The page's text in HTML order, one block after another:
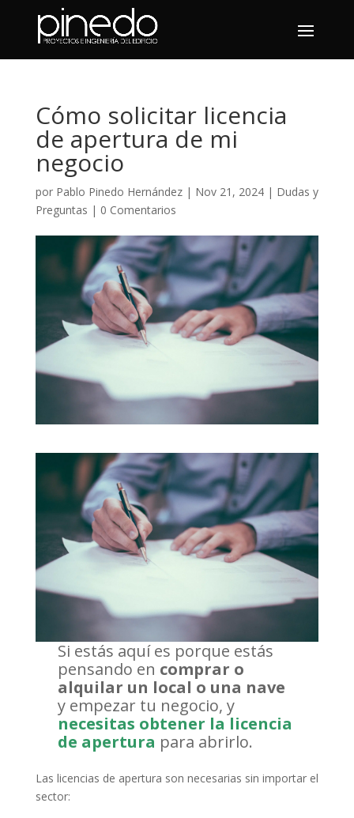
Cómo solicitar licencia
de apertura de mi
negocio
por Pablo Pinedo Hernández| Nov 21, 2024| Dudas y
Preguntas | 0 Comentarios
Si estás aquí es porque estás
pensando en comprar o
alquilar un local o una nave
y empezar tu negocio, y
necesitas obtener la licencia
de apertura para abrirlo.
Las licencias de apertura son necesarias sin importar el
sector: